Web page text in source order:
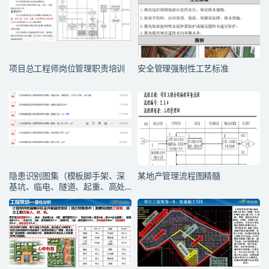
项目总工程师岗位管理职责培训 安全管理强制性工艺标准
隐患识别图集（模板脚手架、深
基坑、临电、隧道、起重、高处
作业有限空间）
某地产管理流程图精髓